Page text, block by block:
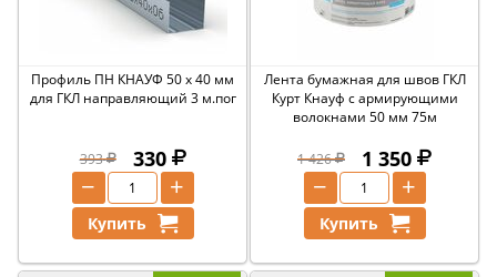
Профиль ПН КНАУФ 50 х 40 мм
для ГКЛ направляющий 3 м.пог
393 330
+
−
Купить
Лента бумажная для швов ГКЛ
Курт Кнауф с армирующими
волокнами 50 мм 75м
1 426 1 350
+
−
Купить